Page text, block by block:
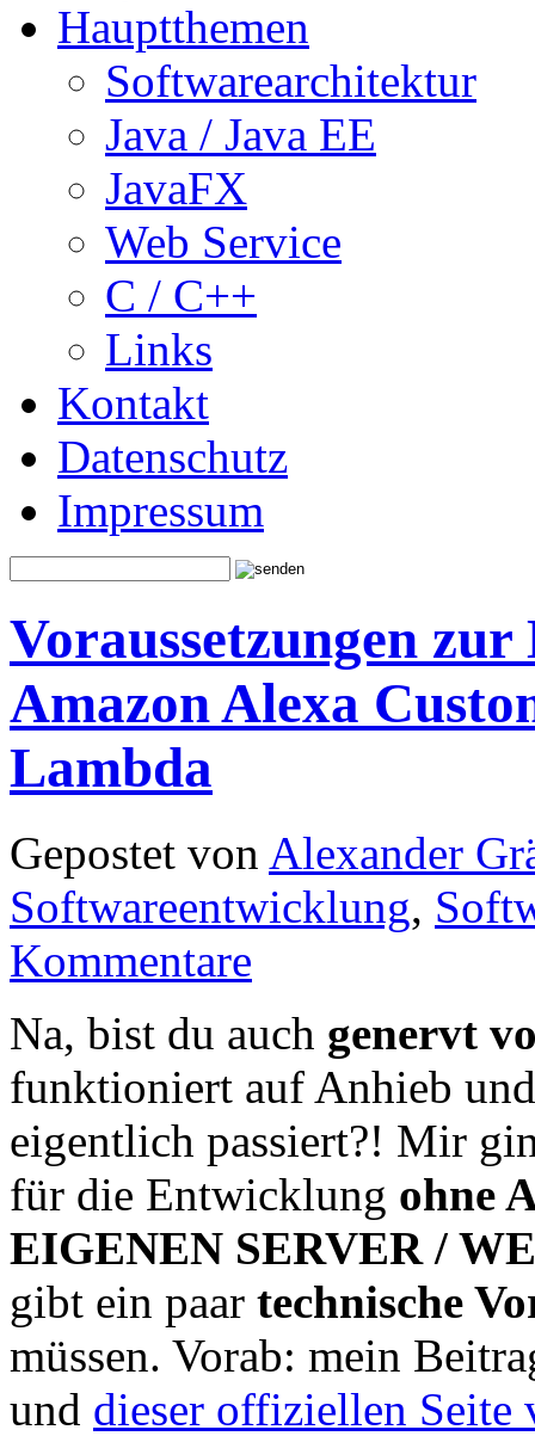
Hauptthemen
Softwarearchitektur
Java / Java EE
JavaFX
Web Service
C / C++
Links
Kontakt
Datenschutz
Impressum
Voraussetzungen
Amazon Alexa
Lambda
Gepostet von Alexander
Softwareentwicklung,
Kommentare
Na, bist du auch genervt
funktioniert auf Anhieb
eigentlich passiert?! Mir
für die Entwicklung ohne
EIGENEN SERVER /
gibt ein paar technische
müssen. Vorab: mein
und dieser offiziellen Seite